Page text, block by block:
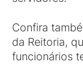
Confira
da Reitoria,
funcionários